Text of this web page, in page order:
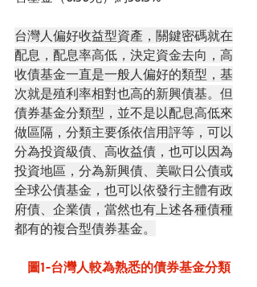
台灣人偏好收益型資產，關鍵密碼就在
配息，配息率高低，決定資金去向，高
收債基金一直是一般人偏好的類型，基
次就是殖利率相對也高的新興債基。但
債券基金分類型，並不是以配息高低來
做區隔，分類主要係依信用評等，可以
分為投資級債、高收益債，也可以因為
投資地區，分為新興債、美歐日公債或
全球公債基金，也可以依發行主體有政
府債、企業債，當然也有上述各種債種
都有的複合型債券基金。
圖1-台灣人較為熟悉的債券基金分類